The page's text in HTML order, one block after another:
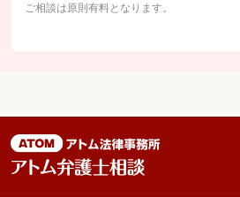
ご相談は原則有料となります。